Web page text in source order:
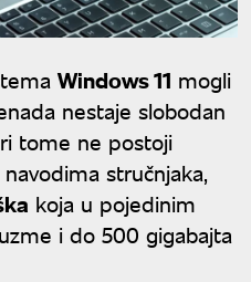
Windows 11 mogli
nestaje slobodan
tome ne postoji
stručnjaka,
koja u pojedinim
i do 500 gigabajta